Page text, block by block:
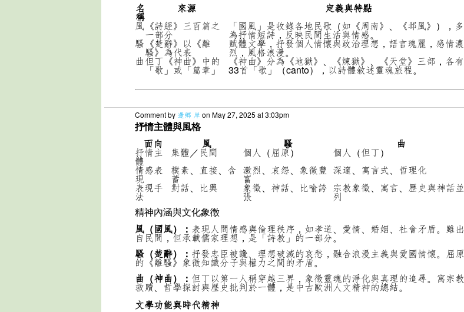
名
稱
來源
定義與特點
風 《詩經》三百篇之
一部分
「國風」是收錄各地民歌（如《周南》、《邶風》），多
為抒情短詩，反映民間生活與情感。
騷 《楚辭》以《離
騷》為代表
賦體文學，抒發個人情懷與政治理想，語言瑰麗，感情濃
烈，風格浪漫。
曲但丁《神曲》中的
「歌」或「篇章」
《神曲》分為《地獄》、《煉獄》、《天堂》三部，各有
33首「歌」（canto），以詩體敘述靈魂旅程。
Comment by 邊鄉 岸 on May 27, 2025 at 3:03pm
抒情主體與風格
面向 風 騷 曲
抒情主
體
集體／民間 個人（屈原）
個人（但丁）
情感表
現
樸素、直接、含
蓄
激烈、哀怨、象徵豐
富
深邃、寓言式、哲理化
表現手
法
對話、比興 象徵、神話、比喻誇
張
宗教象徵、寓言、歷史與神話並
列
精神內涵與文化象徵
風（國風）： 表現人間情感與倫理秩序，如孝道、愛情、婚姻、社會矛盾。雖出
自民間，但承載儒家理想，是「詩教」的一部分。
騷（楚辭）： 抒發忠臣被讒、理想破滅的哀愁，融合浪漫主義與愛國情懷。屈原
的《離騷》象徵知識分子與權力之間的矛盾。
曲（神曲）： 但丁以第一人稱穿越三界，象徵靈魂的淨化與真理的追尋。寓宗教
救贖、哲學探討與歷史批判於一體，是中古歐洲人文精神的總結。
文學功能與時代精神